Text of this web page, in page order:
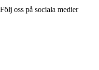
Följ oss på sociala medier